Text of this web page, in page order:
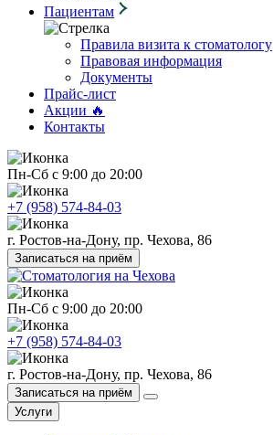
Пациентам
Правила визита к стоматологу
Правовая информация
Документы
Прайс-лист
Акции 🔥
Контакты
Пн-Сб с 9:00 до 20:00
+7 (958) 574-84-03
г. Ростов-на-Дону, пр. Чехова, 86
Записаться на приём
Пн-Сб с 9:00 до 20:00
+7 (958) 574-84-03
г. Ростов-на-Дону, пр. Чехова, 86
Записаться на приём
Услуги